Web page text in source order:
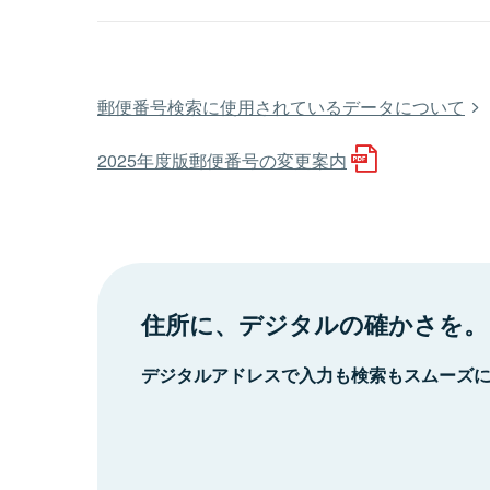
郵便番号検索に使用されているデータについて
2025年度版郵便番号の変更案内
住所に、デジタルの確かさを。
デジタルアドレスで入力も検索もスムーズ